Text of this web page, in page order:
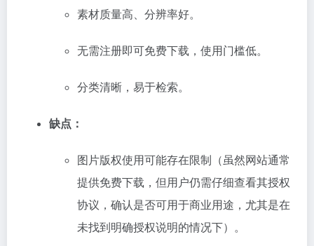
素材质量高、分辨率好。
无需注册即可免费下载，使用门槛低。
分类清晰，易于检索。
缺点：
图片版权使用可能存在限制（虽然网站通常
提供免费下载，但用户仍需仔细查看其授权
协议，确认是否可用于商业用途，尤其是在
未找到明确授权说明的情况下）。